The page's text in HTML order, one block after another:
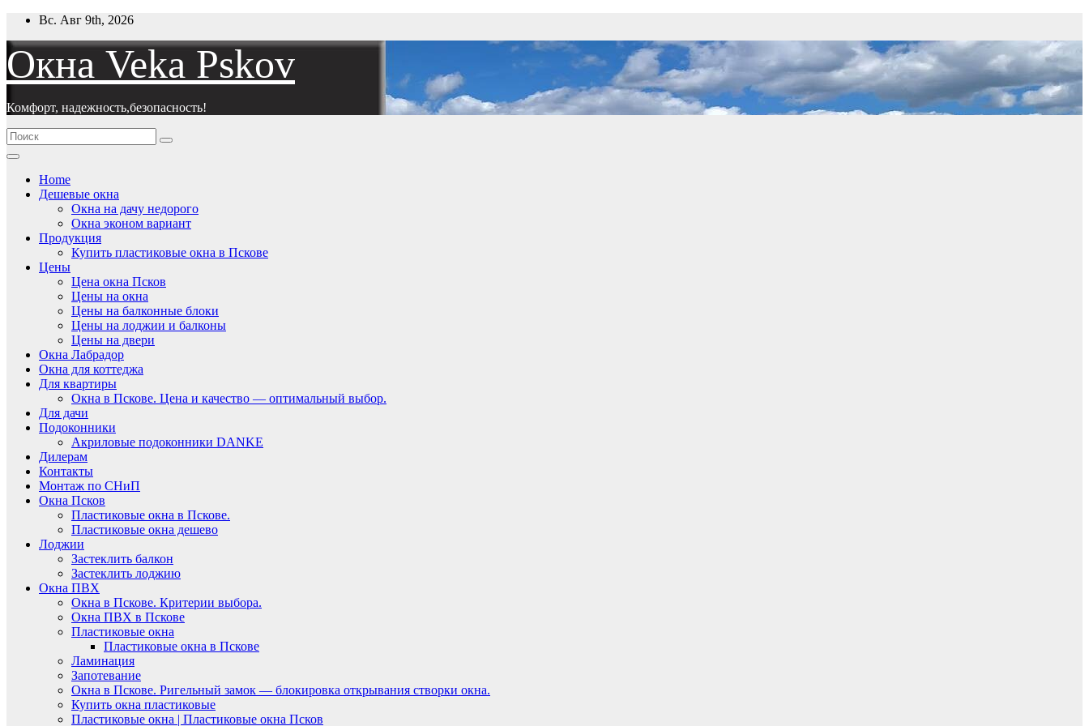
Перейти
содержимому
Вс. Авг 9th, 2026
Окна Veka Pskov
Комфорт, надежность,безопасность!
Home
Дешевые окна
Окна на дачу недорого
Окна эконом вариант
Продукция
Купить пластиковые окна в Пскове
Цены
Цена окна Псков
Цены на окна
Цены на балконные блоки
Цены на лоджии и балконы
Цены на двери
Окна Лабрадор
Окна для коттеджа
Для квартиры
Окна в Пскове. Цена и качество — оптимальный выбор.
Для дачи
Подоконники
Акриловые подоконники DANKE
Дилерам
Контакты
Монтаж по СНиП
Окна Псков
Пластиковые окна в Пскове.
Пластиковые окна дешево
Лоджии
Застеклить балкон
Застеклить лоджию
Окна ПВХ
Окна в Пскове. Критерии выбора.
Окна ПВХ в Пскове
Пластиковые окна
Пластиковые окна в Пскове
Ламинация
Запотевание
Окна в Пскове. Ригельный замок — блокировка открывания створки окна.
Купить окна пластиковые
Пластиковые окна | Пластиковые окна Псков